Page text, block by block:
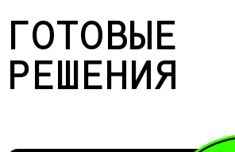
ГОТОВЫЕ
РЕШЕНИЯ